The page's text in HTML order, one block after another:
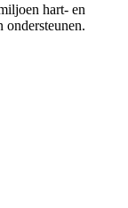
hart- en